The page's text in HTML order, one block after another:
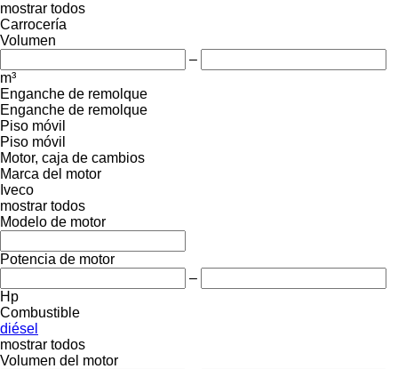
mostrar todos
Carrocería
Volumen
–
m³
Enganche de remolque
Enganche de remolque
Piso móvil
Piso móvil
Motor, caja de cambios
Marca del motor
Iveco
mostrar todos
Modelo de motor
Potencia de motor
–
Hp
Combustible
diésel
mostrar todos
Volumen del motor